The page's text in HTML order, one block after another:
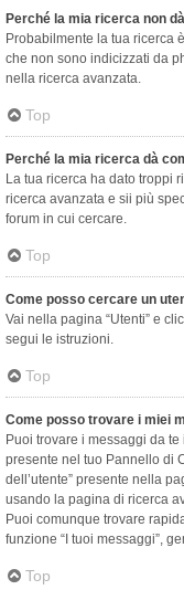
Perché la mia ricerca non
Probabilmente la tua ricerca
che non sono indicizzati da
nella ricerca avanzata.
Top
Perché la mia ricerca dà
La tua ricerca ha dato troppi
ricerca avanzata e sii più
forum in cui cercare.
Top
Come posso cercare un
Vai nella pagina “Utenti” e
segui le istruzioni.
Top
Come posso trovare i miei
Puoi trovare i messaggi da
presente nel tuo Pannello di
dell’utente” presente nella
usando la pagina di ricerca
Puoi comunque trovare
funzione “I tuoi messaggi”,
Top